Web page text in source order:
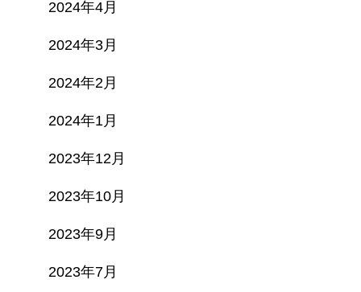
2024年4月
2024年3月
2024年2月
2024年1月
2023年12月
2023年10月
2023年9月
2023年7月